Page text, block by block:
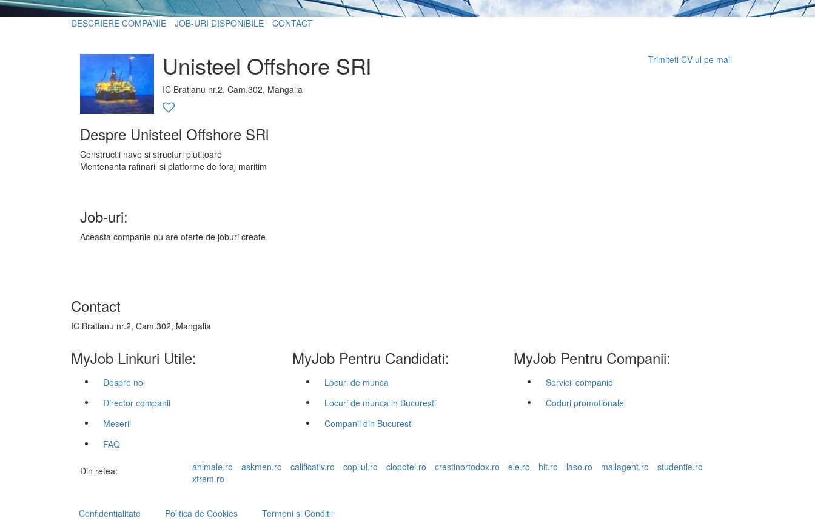
DESCRIERE COMPANIE JOB-URI DISPONIBILE CONTACT
Unisteel Offshore SRl
IC Bratianu nr.2, Cam.302, Mangalia
Trimiteti CV-ul pe mail
Despre Unisteel Offshore SRl
Constructii nave si structuri plutitoare
Mentenanta rafinarii si platforme de foraj maritim
Job-uri:
Aceasta companie nu are oferte de joburi create
Contact
IC Bratianu nr.2, Cam.302, Mangalia
MyJob Linkuri Utile:
Despre noi
Director companii
Meserii
FAQ
MyJob Pentru Candidati:
Locuri de munca
Locuri de munca in Bucuresti
Companii din Bucuresti
MyJob Pentru Companii:
Servicii companie
Coduri promotionale
Din retea: animale.ro askmen.ro calificativ.ro copilul.ro clopotel.ro crestinortodox.ro ele.ro hit.ro laso.ro mailagent.ro
studentie.ro
xtrem.ro
Confidentialitate Politica de Cookies Termeni si Conditii